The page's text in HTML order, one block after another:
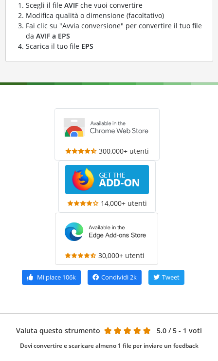
Scegli il file AVIFche vuoi convertire
Modifica qualità o dimensione (facoltativo)
Fai clic su "Avvia conversione" per convertire il tuo file
da AVIF a EPS
Scarica il tuo file EPS
300,000+ utenti
14,000+ utenti
30,000+ utenti
Mi piace 106k Condividi2k Tweet
Valuta questo strumento 5.0 / 5 - 1 voti
Devi convertire e scaricare almeno 1 file per inviare un feedback